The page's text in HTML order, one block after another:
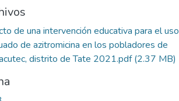
de una intervención educativa para el uso
de azitromicina en los pobladores de
distrito de Tate 2021.pdf(2.37 MB)